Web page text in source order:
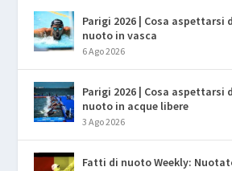
Parigi 2026 | Cosa aspettarsi
nuoto in vasca
6 Ago 2026
Parigi 2026 | Cosa aspettarsi
nuoto in acque libere
3 Ago 2026
Fatti di nuoto Weekly: